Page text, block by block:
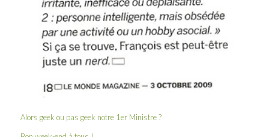
Alors geek ou pas geek notre 1er Ministre ?